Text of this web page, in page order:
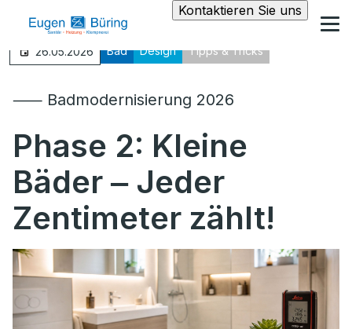
Kontaktieren Sie uns
26.05.2026 Bad Design Tipps & Tricks
⸺ Badmodernisierung 2026
Phase 2: Kleine
Bäder ‒ Jeder
Zentimeter zählt!